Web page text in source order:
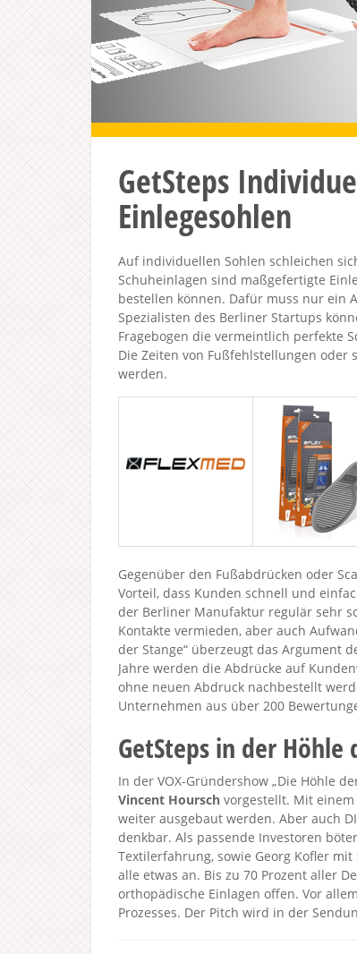
GetSteps
Einlegesohlen
Auf individuellen Sohlen schleichen
Schuheinlagen sind maßgefertigte
bestellen können. Dafür muss nur ein
Spezialisten des Berliner Startups
Fragebogen die vermeintlich perfekte
Die Zeiten von Fußfehlstellungen
werden.
Gegenüber den Fußabdrücken oder
Vorteil, dass Kunden schnell und
der Berliner Manufaktur regulär sehr
Kontakte vermieden, aber auch
der Stange“ überzeugt das Argument
Jahre werden die Abdrücke auf
ohne neuen Abdruck nachbestellt
Unternehmen aus über 200
GetSteps in der Höhle
In der VOX-Gründershow „Die Höhle
Vincent Hoursch vorgestellt. Mit
weiter ausgebaut werden. Aber auch
denkbar. Als passende Investoren
Textilerfahrung, sowie Georg Kofler
alle etwas an. Bis zu 70 Prozent aller
orthopädische Einlagen offen. Vor
Prozesses. Der Pitch wird in der